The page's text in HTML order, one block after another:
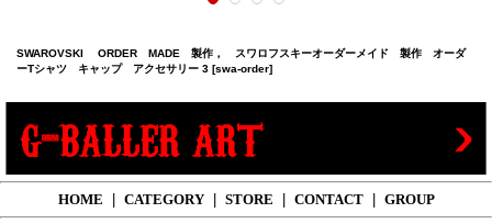
SWAROVSKI ORDER MADE 製作， スワロフスキーオーダーメイド 製作 オーダ
ーTシャツ キャップ アクセサリー 3 [swa-order]
HOME | CATEGORY | STORE | CONTACT | GROUP